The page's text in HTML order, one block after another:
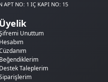
APT NO: 1 IÇ KAPI NO: 15
Üyelik
Unuttum
Hesabım
Beğendiklerim
Destek Taleplerim